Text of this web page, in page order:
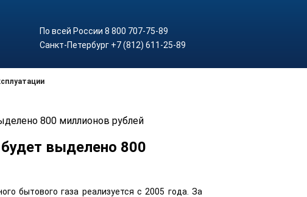
По всей России 8 800 707-75-89
Санкт-Петербург +7 (812) 611-25-89
800 миллионов рублей
выделено 800
бытового газа реализуется с 2005 года. За